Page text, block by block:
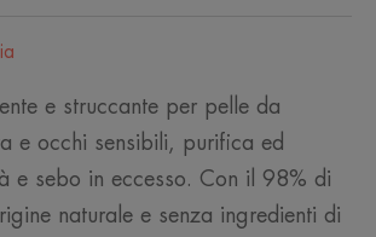
e struccante per pelle da
e occhi sensibili, purifica ed
e sebo in eccesso. Con il 98% di
naturale e senza ingredienti di